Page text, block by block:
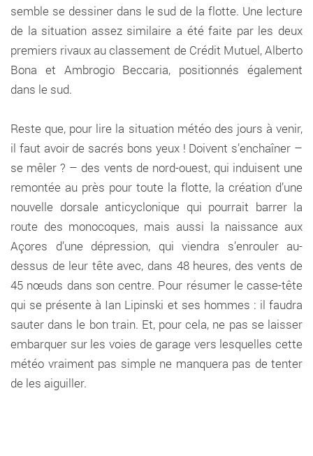
semble se dessiner dans le sud de la flotte. Une lecture
de la situation assez similaire a été faite par les deux
premiers rivaux au classement de Crédit Mutuel, Alberto
Bona et Ambrogio Beccaria, positionnés également
dans le sud.
Reste que, pour lire la situation météo des jours à venir,
il faut avoir de sacrés bons yeux ! Doivent s’enchaîner –
se mêler ? – des vents de nord-ouest, qui induisent une
remontée au près pour toute la flotte, la création d’une
nouvelle dorsale anticyclonique qui pourrait barrer la
route des monocoques, mais aussi la naissance aux
Açores d’une dépression, qui viendra s’enrouler au-
dessus de leur tête avec, dans 48 heures, des vents de
45 nœuds dans son centre. Pour résumer le casse-tête
qui se présente à Ian Lipinski et ses hommes : il faudra
sauter dans le bon train. Et, pour cela, ne pas se laisser
embarquer sur les voies de garage vers lesquelles cette
météo vraiment pas simple ne manquera pas de tenter
de les aiguiller.